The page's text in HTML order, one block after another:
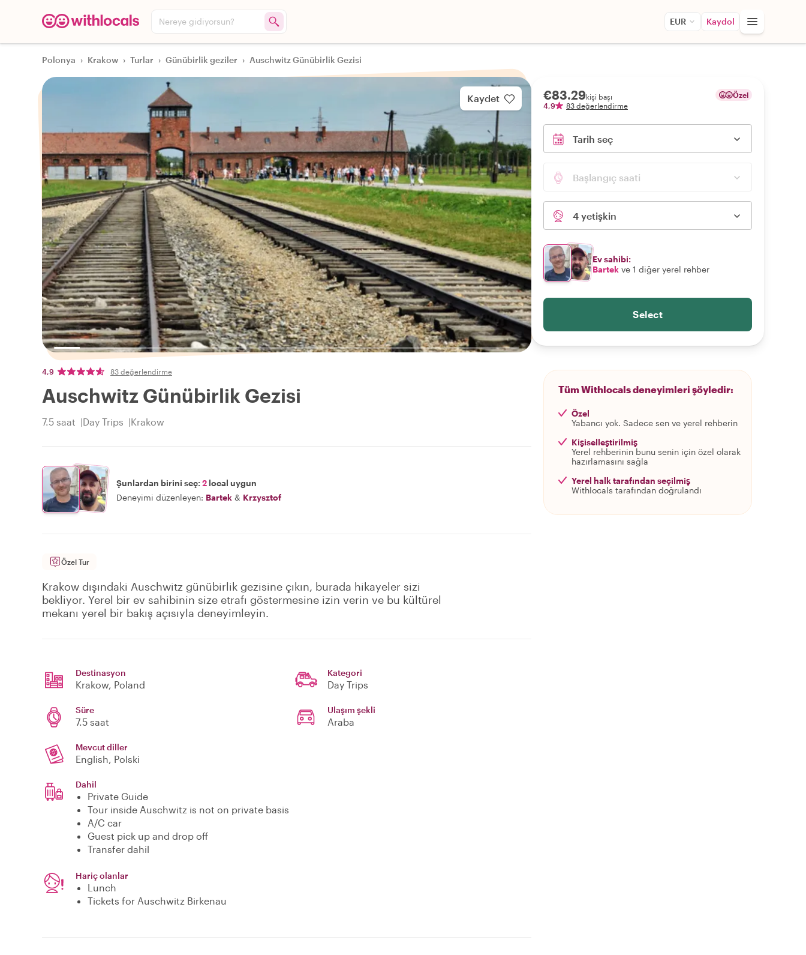
Nereye gidiyorsun? EUR Kaydol
Polonya › Krakow › Turlar › Günübirlik geziler › Auschwitz Günübirlik Gezisi
Kaydet
4,9 83 değerlendirme
Auschwitz Günübirlik Gezisi
7.5 saat Day Trips Krakow
Şunlardan birini seç:2 local uygun
Deneyimi düzenleyen: Bartek & Krzysztof
Özel Tur
Krakow dışındaki Auschwitz günübirlik gezisine çıkın, burada hikayeler sizi
bekliyor. Yerel bir ev sahibinin size etrafı göstermesine izin verin ve bu kültürel
mekanı yerel bir bakış açısıyla deneyimleyin.
Destinasyon
Krakow, Poland
Kategori
Day Trips
Süre
7.5 saat
Ulaşım şekli
Araba
Mevcut diller
English, Polski
Dahil
Private Guide
Tour inside Auschwitz is not on private basis
A/C car
Guest pick up and drop off
Transfer dahil
Hariç olanlar
Lunch
Tickets for Auschwitz Birkenau
€83.29kişi başı
4,9
83 değerlendirme
Özel
Tarih seç
Başlangıç saati
4 yetişkin
Ev sahibi:
Bartek ve 1 diğer yerel rehber
Select
Tüm Withlocals deneyimleri şöyledir:
Özel
Yabancı yok. Sadece sen ve yerel rehberin
Kişiselleştirilmiş
Yerel rehberinin bunu senin için özel olarak
hazırlamasını sağla
Yerel halk tarafından seçilmiş
Withlocals tarafından doğrulandı